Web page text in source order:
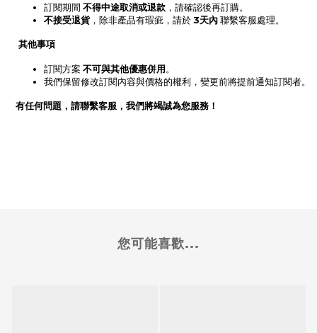
訂閱期間 不得中途取消或退款 ，請確認後再訂購。
不接受退貨，除非產品有瑕疵，請於 3天內 聯繫客服處理。
其他事項
訂閱方案 不可與其他優惠併用。
我們保留修改訂閱內容與價格的權利，變更前將提前通知訂閱者。
有任何問題，請聯繫客服，我們將竭誠為您服務！
您可能喜歡...